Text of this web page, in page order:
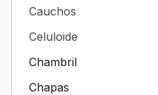
Cauchos
Celuloide
Chambril
Chapas